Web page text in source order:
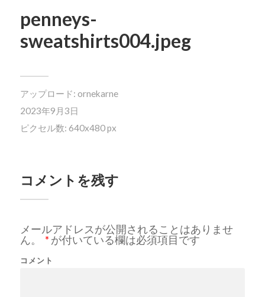
penneys-
sweatshirts004.jpeg
アップロード: ornekarne
2023年9月3日
ピクセル数: 640x480 px
コメントを残す
メールアドレスが公開されることはありませ
ん。
* が付いている欄は必須項目です
コメント